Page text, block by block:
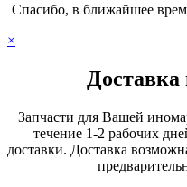
Спасибо, в ближайшее
×
Доставка
Запчасти для Вашей
течение 1-2 рабочих
доставки. Доставка